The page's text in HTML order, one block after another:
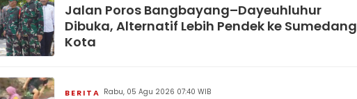
Jalan Poros Bangbayang–Dayeuhluhur
Dibuka, Alternatif Lebih Pendek ke Sumedang
Kota
BERITA Rabu, 05 Agu 2026 07:40 WIB